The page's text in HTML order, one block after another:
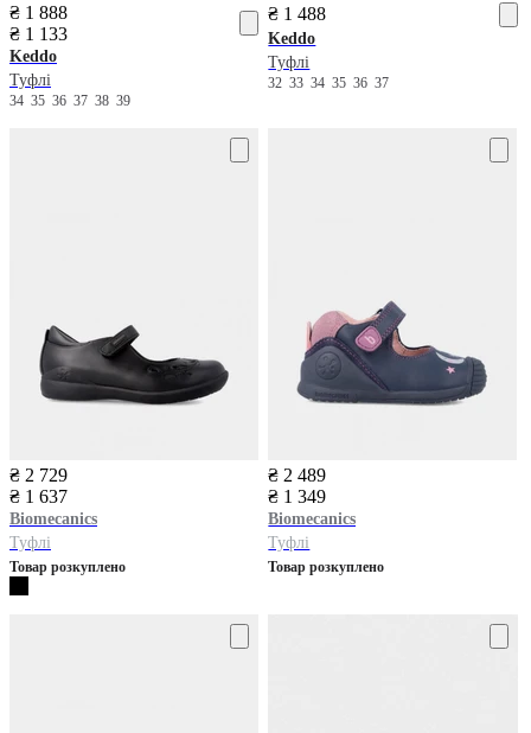
₴ 1 888
₴ 1 133
Keddo
Туфлі
34 35 36 37 38 39
₴ 1 488
Keddo
Туфлі
323334353637
₴ 2 729
₴ 1 637
Biomecanics
Туфлі
Товар розкуплено
₴ 2 489
₴ 1 349
Biomecanics
Туфлі
Товар розкуплено